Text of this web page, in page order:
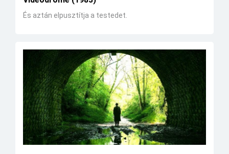
És aztán elpusztítja a testedet.